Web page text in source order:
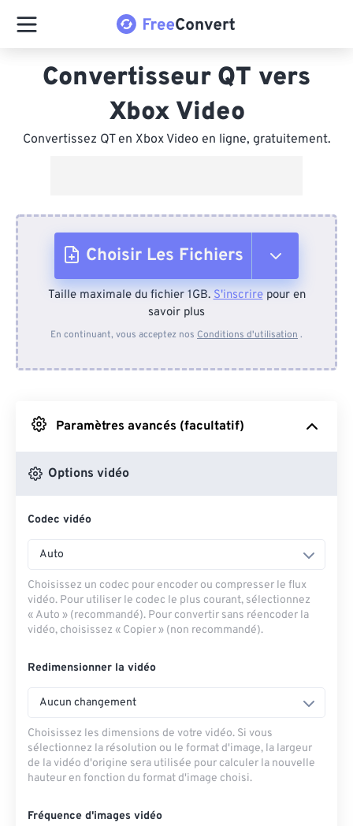
Convertisseur QT vers
Xbox Video
Convertissez QT en Xbox Video en ligne, gratuitement.
Choisir Les Fichiers
Depuis l'appareil
Depuis Google Drive
Depuis OneDrive
Taille maximale du fichier 1GB.S'inscrirepour en
savoir plus
En continuant, vous acceptez nos Conditions d'utilisation .
Paramètres avancés (facultatif)
Options vidéo
Codec vidéo
Auto
Choisissez un codec pour encoder ou compresser le flux
vidéo. Pour utiliser le codec le plus courant, sélectionnez
« Auto » (recommandé). Pour convertir sans réencoder la
vidéo, choisissez « Copier » (non recommandé).
Redimensionner la vidéo
Aucun changement
Choisissez les dimensions de votre vidéo. Si vous
sélectionnez la résolution ou le format d'image, la largeur
de la vidéo d'origine sera utilisée pour calculer la nouvelle
hauteur en fonction du format d'image choisi.
Fréquence d'images vidéo